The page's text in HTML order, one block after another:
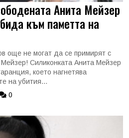
Анита Мейзер
към паметта на
още не могат да се примирят с
Силиконката Анита Мейзер
което нагнетява
на убития...
0